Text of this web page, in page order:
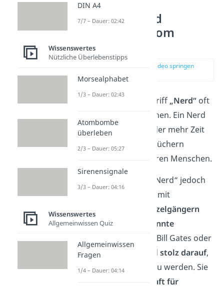
Bedeutung und
Verwendung vom
Begriff Nerd
zur Stelle im Video springen
Früher wurde der Begriff „Nerd“ oft
gesehen. Ein Nerd
galt alsAußenseiter
, der mehr Zeit
mit Computern oder Büchern
verbringt als mit anderen Menschen.
ist der Begriff „Nerd“ jedoch
mehr nur mit
Einzelgängern
verbunden. Viele
bekannte
, wie Bill Gates oder
Mark Zuckerberg, sindstolz darauf,
als Nerds bezeichnet zu werden. Sie
Leidenschaft für
DIN A4
7/7 – Dauer: 02:42
Wissenswertes
Nützliche Überlebenstipps
Morsealphabet
1/3 – Dauer: 02:43
Atombombe
überleben
2/3 – Dauer: 05:27
Sirenensignale
3/3 – Dauer: 04:16
Wissenswertes
Allgemeinwissen Quiz
Allgemeinwissen
Fragen
1/4 – Dauer: 04:14